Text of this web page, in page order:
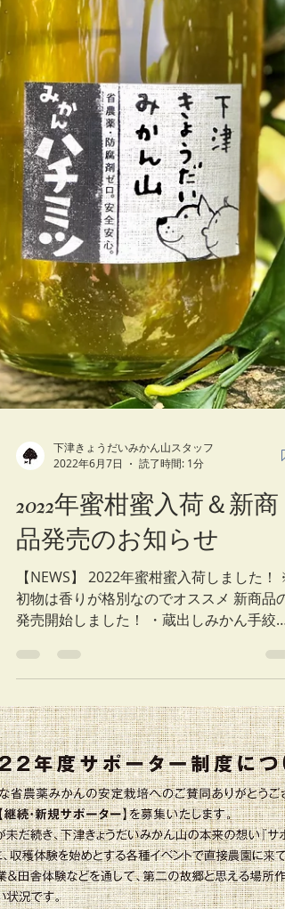
下津きょうだいみかん山スタッフ
2022年6月7日
読了時間: 1分
2022年蜜柑蜜入荷＆新商
品発売のお知らせ
【NEWS】 2022年蜜柑蜜入荷しました！ ※
初物は香りが格別なのでオススメ 新商品の
発売開始しました！ ・蔵出しみかん手絞り
ジュース ・蔵出しみかんゼリー ・みかんポ
ップコーン （塩味とキャラメル味） 詳細は
こちら